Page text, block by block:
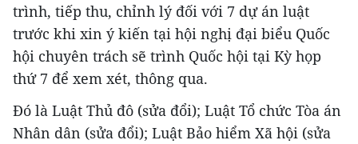
trình, tiếp thu, chỉnh lý đối với 7 dự án luật
trước khi xin ý kiến tại hội nghị đại biểu Quốc
hội chuyên trách sẽ trình Quốc hội tại Kỳ họp
thứ 7 để xem xét, thông qua.
Đó là Luật Thủ đô (sửa đổi); Luật Tổ chức Tòa án
Nhân dân (sửa đổi); Luật Bảo hiểm Xã hội (sửa